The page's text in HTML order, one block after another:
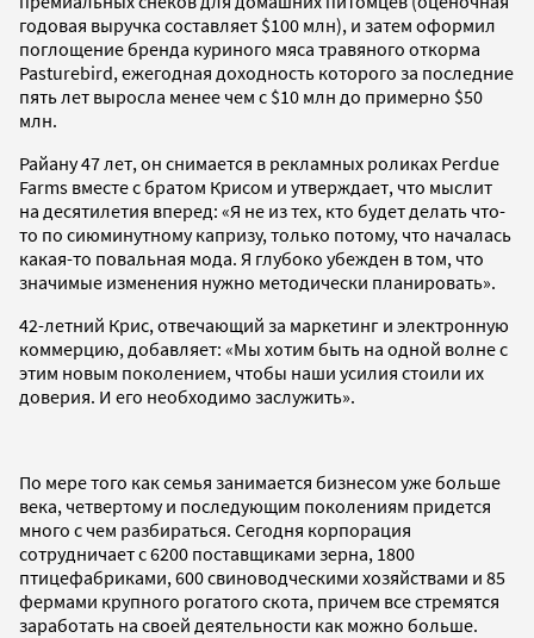
годовая выручка составляет $100 млн), и затем оформил
поглощение бренда куриного мяса травяного откорма
Pasturebird, ежегодная доходность которого за последние
пять лет выросла менее чем с $10 млн до примерно $50
млн.
Райану 47 лет, он снимается в рекламных роликах Perdue
Farms вместе с братом Крисом и утверждает, что мыслит
на десятилетия вперед: «Я не из тех, кто будет делать что-
то по сиюминутному капризу, только потому, что началась
какая-то повальная мода. Я глубоко убежден в том, что
значимые изменения нужно методически планировать».
42-летний Крис, отвечающий за маркетинг и электронную
коммерцию, добавляет: «Мы хотим быть на одной волне с
этим новым поколением, чтобы наши усилия стоили их
доверия. И его необходимо заслужить».
По мере того как семья занимается бизнесом уже больше
века, четвертому и последующим поколениям придется
много с чем разбираться. Сегодня корпорация
сотрудничает с 6200 поставщиками зерна, 1800
птицефабриками, 600 свиноводческими хозяйствами и 85
фермами крупного рогатого скота, причем все стремятся
заработать на своей деятельности как можно больше.